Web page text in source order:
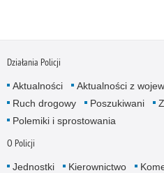
Działania Policji
Aktualności Aktualności z
Ruch drogowy
Poszukiwani
Polemiki i sprostowania
O Policji
Jednostki Kierownictwo